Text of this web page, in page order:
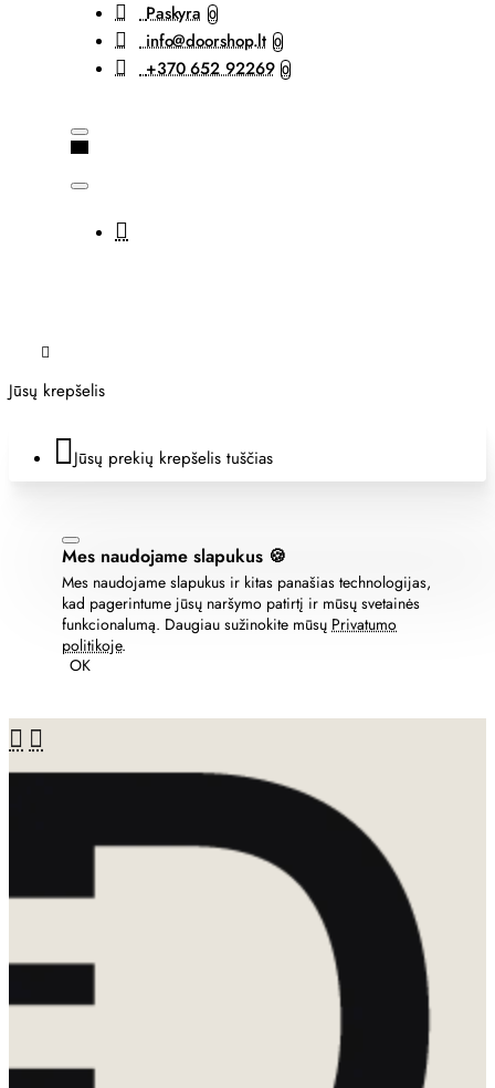
Paskyra 0
info@doorshop.lt 0
+370 652 92269 0
Jūsų krepšelis
Jūsų prekių krepšelis tuščias
Mes naudojame slapukus 🍪
Mes naudojame slapukus ir kitas panašias technologijas,
kad pagerintume jūsų naršymo patirtį ir mūsų svetainės
funkcionalumą. Daugiau sužinokite mūsų Privatumo
politikoje.
OK